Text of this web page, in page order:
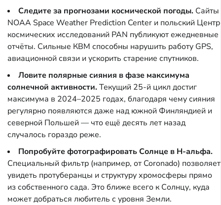
Следите за прогнозами космической погоды. Сайты
NOAA Space Weather Prediction Center и польский Центр
космических исследований PAN публикуют ежедневные
отчёты. Сильные КВМ способны нарушить работу GPS,
авиационной связи и ускорить старение спутников.
Ловите полярные сияния в фазе максимума
солнечной активности.Текущий 25-й цикл достиг
максимума в 2024–2025 годах, благодаря чему сияния
регулярно появляются даже над южной Финляндией и
северной Польшей — что ещё десять лет назад
случалось гораздо реже.
Попробуйте фотографировать Солнце в H-альфа.
Специальный фильтр (например, от Coronado) позволяет
увидеть протуберанцы и структуру хромосферы прямо
из собственного сада. Это ближе всего к Солнцу, куда
может добраться любитель с уровня Земли.